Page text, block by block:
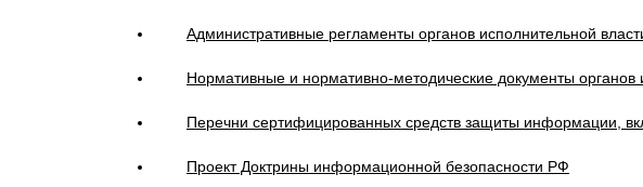
Административные регламенты органов исполнительной
Нормативные и нормативно-методические документы
Перечни сертифицированных средств защиты информации,
Проект Доктрины информационной безопасности РФ